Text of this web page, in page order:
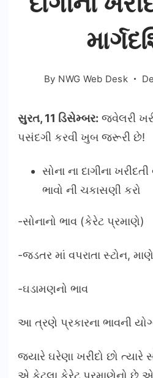
By NWG Web Desk
સુરત, 11 ડિસેમ્બર: જવેલરી
પસંદગી કરવી ખુબ જરૂરી છે!
સોના ના દાગીના
ભાવો ની ચકાસણી કરો
-સોનાનો ભાવ (કેરેટ પ્રમાણે)
-જડતર માં વપરાતા સ્ટોન,
-ઘડામણનો ભાવ
આ ત્રણે પ્રકારના ભાવની
જયારે ઘરેણા ખરીદો છો
એ કેટલા કેરેટ પ્રમાણેનો છે એ